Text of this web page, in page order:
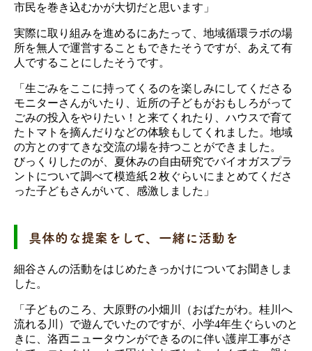
市民を巻き込むかが大切だと思います」
実際に取り組みを進めるにあたって、地域循環ラボの場
所を無人で運営することもできたそうですが、あえて有
人ですることにしたそうです。
「生ごみをここに持ってくるのを楽しみにしてくださる
モニターさんがいたり、近所の子どもがおもしろがって
ごみの投入をやりたい！と来てくれたり、ハウスで育て
たトマトを摘んだりなどの体験もしてくれました。地域
の方とのすてきな交流の場を持つことができました。
びっくりしたのが、夏休みの自由研究でバイオガスプラ
ントについて調べて模造紙２枚ぐらいにまとめてくださ
った子どもさんがいて、感激しました」
具体的な提案をして、一緒に活動を
細谷さんの活動をはじめたきっかけについてお聞きしま
した。
「子どものころ、大原野の小畑川（おばたがわ。桂川へ
流れる川）で遊んでいたのですが、小学4年生ぐらいのと
きに、洛西ニュータウンができるのに伴い護岸工事がさ